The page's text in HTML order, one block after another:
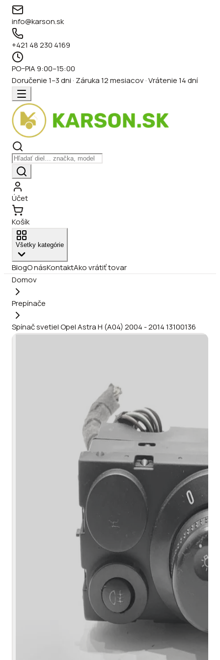
info@karson.sk
+421 48 230 4169
PO–PIA 9:00–15:00
Doručenie 1–3 dni · Záruka 12 mesiacov · Vrátenie 14 dní
Účet
Košík
Všetky kategórie
BlogO násKontaktAko vrátiť tovar
Domov
Prepínače
Spínač svetiel Opel Astra H (A04) 2004 - 2014 13100136